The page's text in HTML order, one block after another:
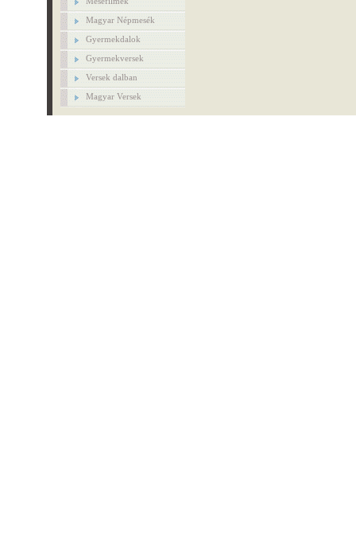
Magyar Népmesék
Gyermekdalok
Gyermekversek
Versek dalban
Magyar Versek